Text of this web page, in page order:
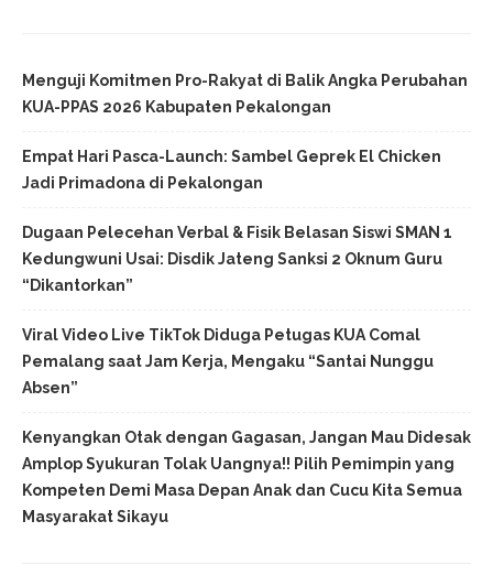
Menguji Komitmen Pro-Rakyat di Balik Angka Perubahan
KUA-PPAS 2026 Kabupaten Pekalongan
Empat Hari Pasca-Launch: Sambel Geprek El Chicken
Jadi Primadona di Pekalongan
Dugaan Pelecehan Verbal & Fisik Belasan Siswi SMAN 1
Kedungwuni Usai: Disdik Jateng Sanksi 2 Oknum Guru
“Dikantorkan”
Viral Video Live TikTok Diduga Petugas KUA Comal
Pemalang saat Jam Kerja, Mengaku “Santai Nunggu
Absen”
Kenyangkan Otak dengan Gagasan, Jangan Mau Didesak
Amplop Syukuran Tolak Uangnya!! Pilih Pemimpin yang
Kompeten Demi Masa Depan Anak dan Cucu Kita Semua
Masyarakat Sikayu